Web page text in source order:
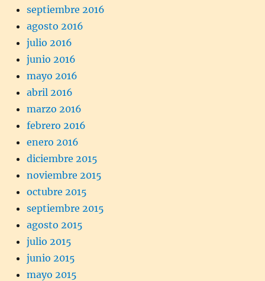
septiembre 2016
agosto 2016
julio 2016
junio 2016
mayo 2016
abril 2016
marzo 2016
febrero 2016
enero 2016
diciembre 2015
noviembre 2015
octubre 2015
septiembre 2015
agosto 2015
julio 2015
junio 2015
mayo 2015